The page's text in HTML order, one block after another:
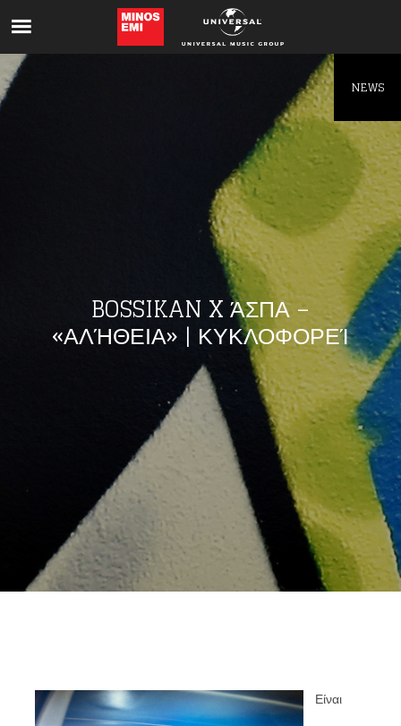
BOSSIKAN X ΆΣΠΑ –
«ΑΛΉΘΕΙΑ» | ΚΥΚΛΟΦΟΡΕΊ
Είναι
NEWS
Like being first?
Get news from your favorite artists before
everyone else.